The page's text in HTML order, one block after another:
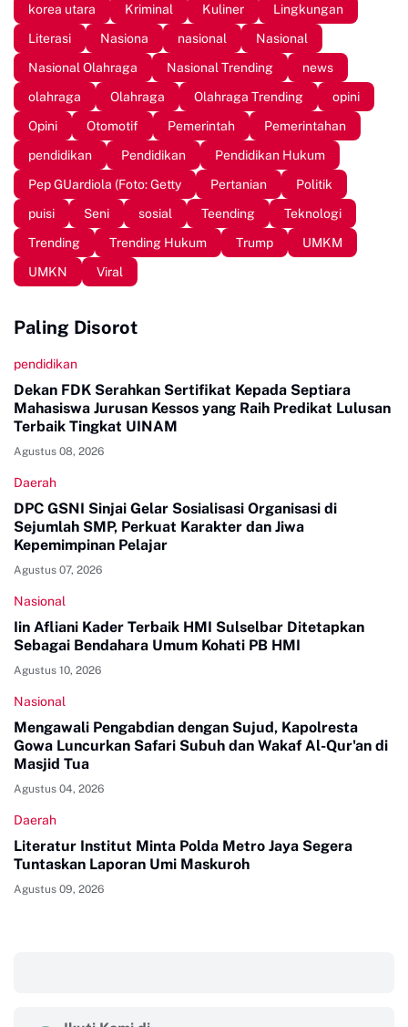
korea utara
Kriminal Kuliner
Lingkungan
Literasi
Nasiona nasional
Nasional
Nasional Olahraga
Nasional Trending
news
olahraga
Olahraga Olahraga Trending
opini
Opini
Otomotif Pemerintah
Pemerintahan
pendidikan
Pendidikan
Pendidikan Hukum
Pep GUardiola (Foto: Getty
Pertanian
Politik
puisi
Seni sosial Teending
Teknologi
Trending
Trending Hukum Trump
UMKM
UMKN
Viral
Paling Disorot
pendidikan
Dekan FDK Serahkan Sertifikat Kepada Septiara
Mahasiswa Jurusan Kessos yang Raih Predikat Lulusan
Terbaik Tingkat UINAM
Agustus 08, 2026
Daerah
DPC GSNI Sinjai Gelar Sosialisasi Organisasi di
Sejumlah SMP, Perkuat Karakter dan Jiwa
Kepemimpinan Pelajar
Agustus 07, 2026
Nasional
Iin Afliani Kader Terbaik HMI Sulselbar Ditetapkan
Sebagai Bendahara Umum Kohati PB HMI
Agustus 10, 2026
Nasional
Mengawali Pengabdian dengan Sujud, Kapolresta
Gowa Luncurkan Safari Subuh dan Wakaf Al-Qur'an di
Masjid Tua
Agustus 04, 2026
Daerah
Literatur Institut Minta Polda Metro Jaya Segera
Tuntaskan Laporan Umi Maskuroh
Agustus 09, 2026